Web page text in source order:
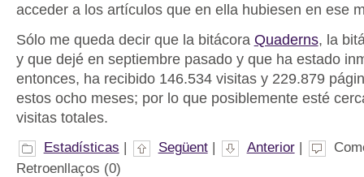
acceder a los artículos que en ella hubiesen en ese
Sólo me queda decir que la bitácora Quaderns, la
y que dejé en septiembre pasado y que ha estado
entonces, ha recibido 146.534 visitas y 229.879
estos ocho meses; por lo que posiblemente esté
visitas totales.
Estadísticas Següent| Anterior|
Retroenllaços (0)